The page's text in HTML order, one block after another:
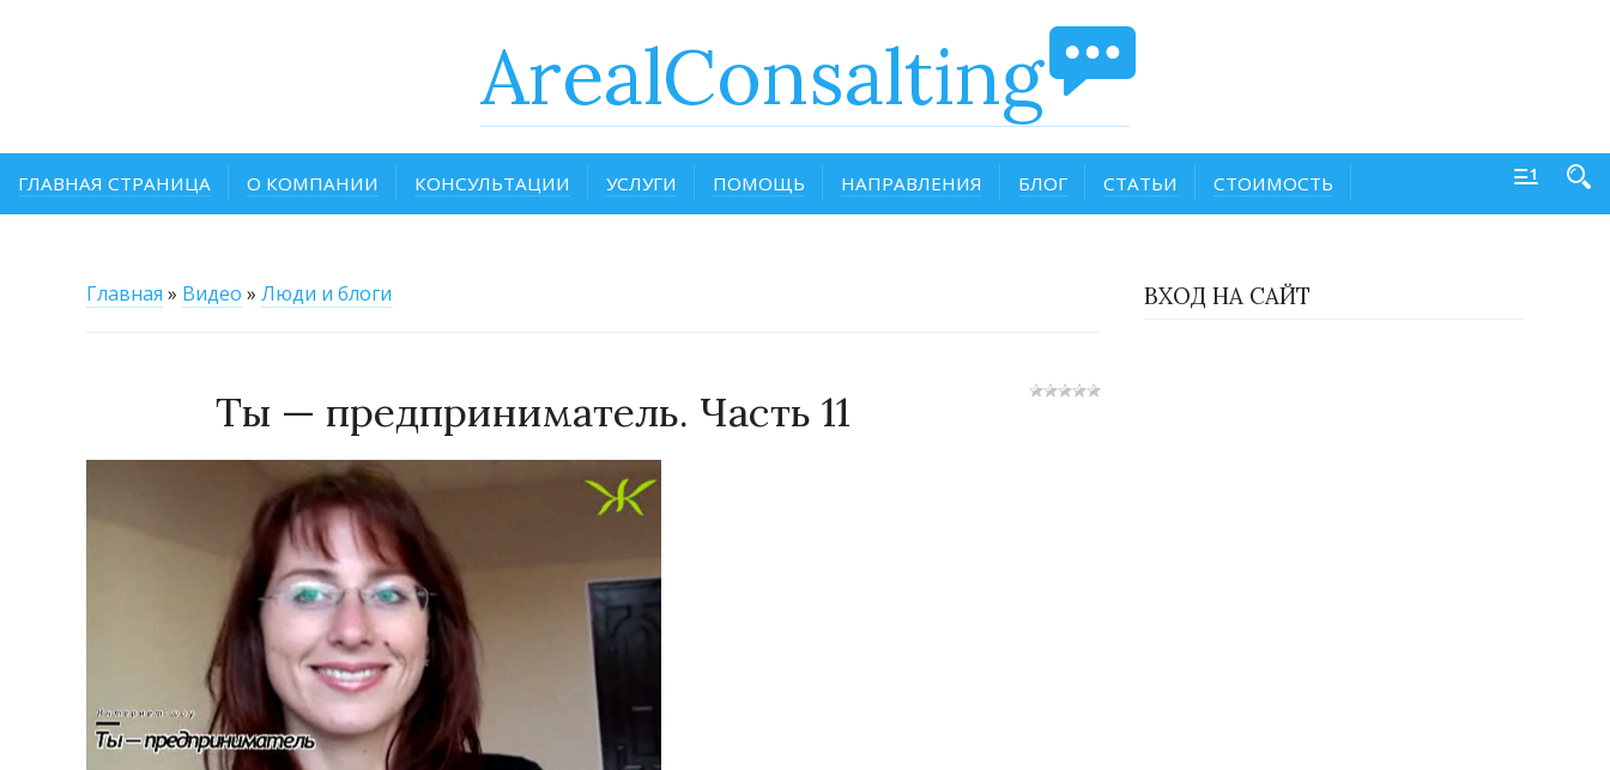
ArealConsalting
ГЛАВНАЯ СТРАНИЦА О КОМПАНИИ КОНСУЛЬТАЦИИ УСЛУГИ ПОМОЩЬ НАПРАВЛЕНИЯ БЛОГ СТАТЬИ СТОИМОСТЬ
Главная » Видео » Люди и блоги
Ты — предприниматель. Часть 11
ВХОД НА САЙТ